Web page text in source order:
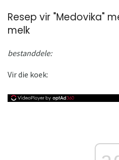
Resep vir "Medovika"
melk
bestanddele:
Vir die koek: